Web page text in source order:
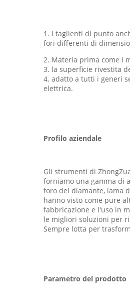
1. I taglienti di punto
fori differenti di
2. Materia prima come i
3. la superficie rivestita
4. adatto a tutti i generi
elettrica.
Profilo aziendale
Gli strumenti di
forniamo una gamma di
foro del diamante, lama
hanno visto come pure
fabbricazione e l'uso in
le migliori soluzioni per
Sempre lotta per
Parametro del prodotto